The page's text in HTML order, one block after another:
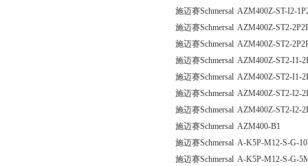
施迈赛Schmersal AZM400Z-ST-I2-
施迈赛Schmersal AZM400Z-ST2-
施迈赛Schmersal AZM400Z-ST2-
施迈赛Schmersal AZM400Z-ST2-I1-
施迈赛Schmersal AZM400Z-ST2-I1-
施迈赛Schmersal AZM400Z-ST2-I2-
施迈赛Schmersal AZM400Z-ST2-I2-
施迈赛Schmersal AZM400-B1
施迈赛Schmersal A-K5P-M12-S-G-
施迈赛Schmersal A-K5P-M12-S-G-